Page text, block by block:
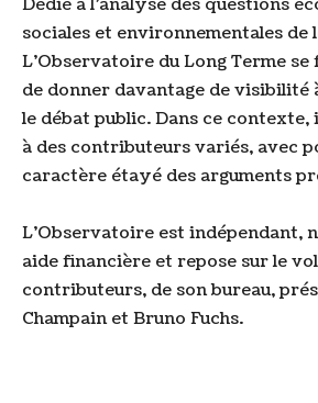
sociales et environnementales de
L’Observatoire du Long Terme
de donner davantage de visibilité
le débat public. Dans ce contexte,
à des contributeurs variés, avec
caractère étayé des arguments
L’Observatoire est indépendant,
aide financière et repose sur le
contributeurs, de son bureau,
Champain et Bruno Fuchs.